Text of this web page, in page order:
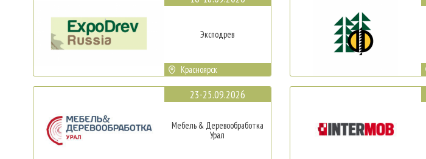
Эксподрев
Красноярск
23-25.09.2026
Мебель & Деревообработка
Урал